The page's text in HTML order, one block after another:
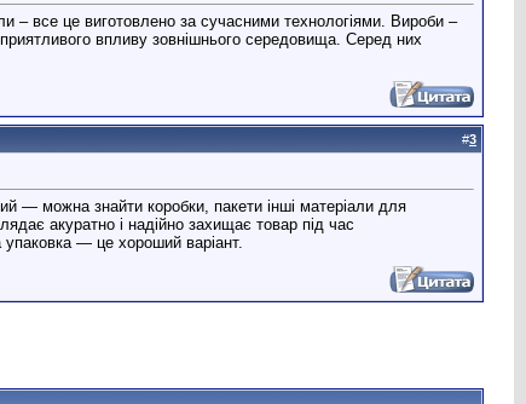
– все це виготовлено за сучасними технологіями. Вироби –
впливу зовнішнього середовища. Серед них
#3
— можна знайти коробки, пакети інші матеріали для
акуратно і надійно захищає товар під час
упаковка — це хороший варіант.